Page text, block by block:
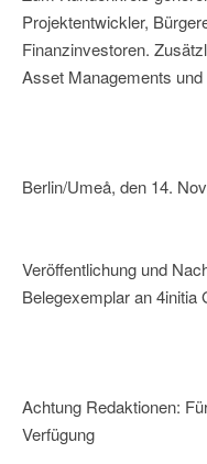
Projektentwickler,
Finanzinvestoren.
Asset Managements
Berlin/Umeå, den 14.
Veröffentlichung und
Belegexemplar an 4initia
Achtung Redaktionen:
Verfügung